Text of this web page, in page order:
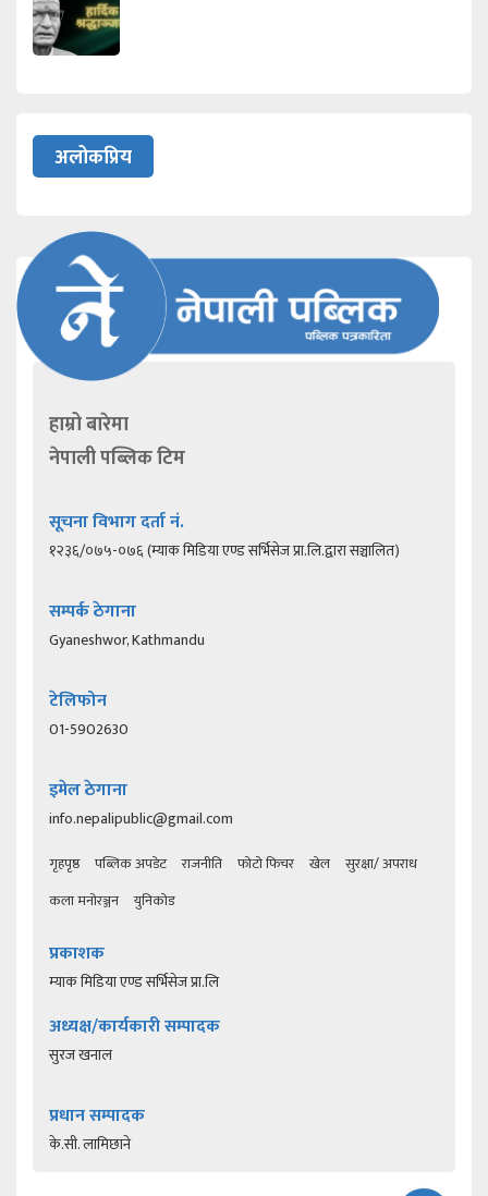
अलोकप्रिय
हाम्रो बारेमा
नेपाली पब्लिक टिम
सूचना विभाग दर्ता नं.
१२३६/०७५-०७६ (म्याक मिडिया एण्ड सर्भिसेज प्रा.लि.द्वारा सञ्चालित)
सम्पर्क ठेगाना
Gyaneshwor, Kathmandu
टेलिफोन
01-5902630
इमेल ठेगाना
info.nepalipublic@gmail.com
गृहपृष्ठ पब्लिक अपडेट राजनीति फोटो फिचर खेल
सुरक्षा/ अपराध
कला मनोरञ्जन
युनिकोड
प्रकाशक
म्याक मिडिया एण्ड सर्भिसेज प्रा.लि
अध्यक्ष/कार्यकारी सम्पादक
सुरज खनाल
प्रधान सम्पादक
के.सी. लामिछाने